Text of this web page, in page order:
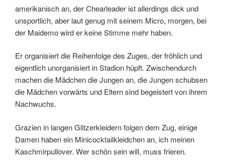
amerikanisch an, der Chearleader ist allerdings dick und
unsportlich, aber laut genug mit seinem Micro, morgen, bei
der Maidemo wird er keine Stimme mehr haben.
Er organisiert die Reihenfolge des Zuges, der fröhlich und
eigentlich unorganisiert in Stadion hüpft. Zwischendurch
machen die Mädchen die Jungen an, die Jungen schubsen
die Mädchen vorwärts und Eltern sind begeistert von ihrem
Nachwuchs.
Grazien in langen Glitzerkleidern folgen dem Zug, einige
Damen haben ein Minicocktailkleidchen an, ich meinen
Kaschmirpullover. Wer schön sein will, muss frieren.